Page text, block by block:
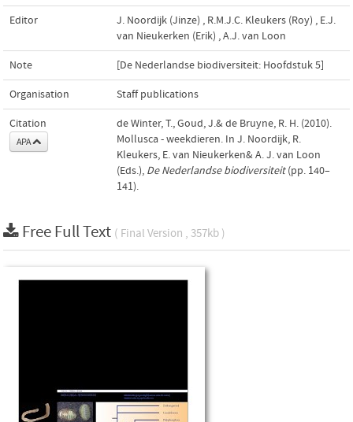
Editor J. Noordijk (Jinze) , R.M.J.C. Kleukers (Roy) , E.J.
van Nieukerken (Erik) ,A.J. van Loon
Note [De Nederlandse biodiversiteit: Hoofdstuk 5]
Organisation Staff publications
Citation
APA
de Winter, T., Goud, J.& de Bruyne, R. H. (2010).
Mollusca - weekdieren. In J. Noordijk, R.
Kleukers, E. van Nieukerken& A. J. van Loon
(Eds.), De Nederlandse biodiversiteit(pp. 140–
141).
Free Full Text ( Final Version , 357kb )